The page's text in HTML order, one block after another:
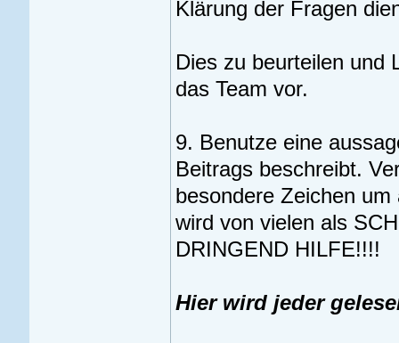
Klärung der Fragen
Dies zu beurteilen und
das Team vor.
9. Benutze eine
Beitrags beschreibt.
besondere Zeichen
wird von vielen als
DRINGEND HILFE!!!!
Hier wird jeder